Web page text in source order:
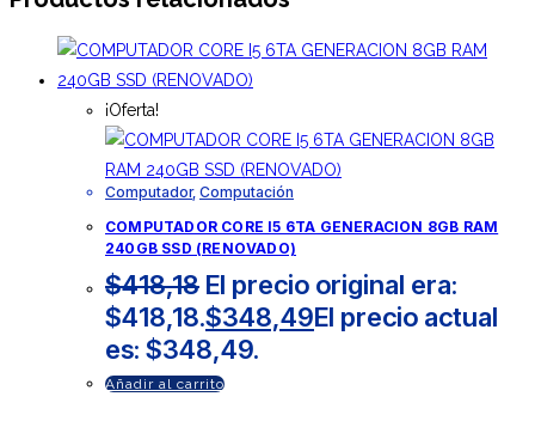
¡Oferta!
Computador, Computación
COMPUTADOR CORE I5 6TA GENERACION 8GB RAM
240GB SSD (RENOVADO)
$418,18 El precio original era:
$418,18.$348,49El precio actual
es: $348,49.
Añadir al carrito